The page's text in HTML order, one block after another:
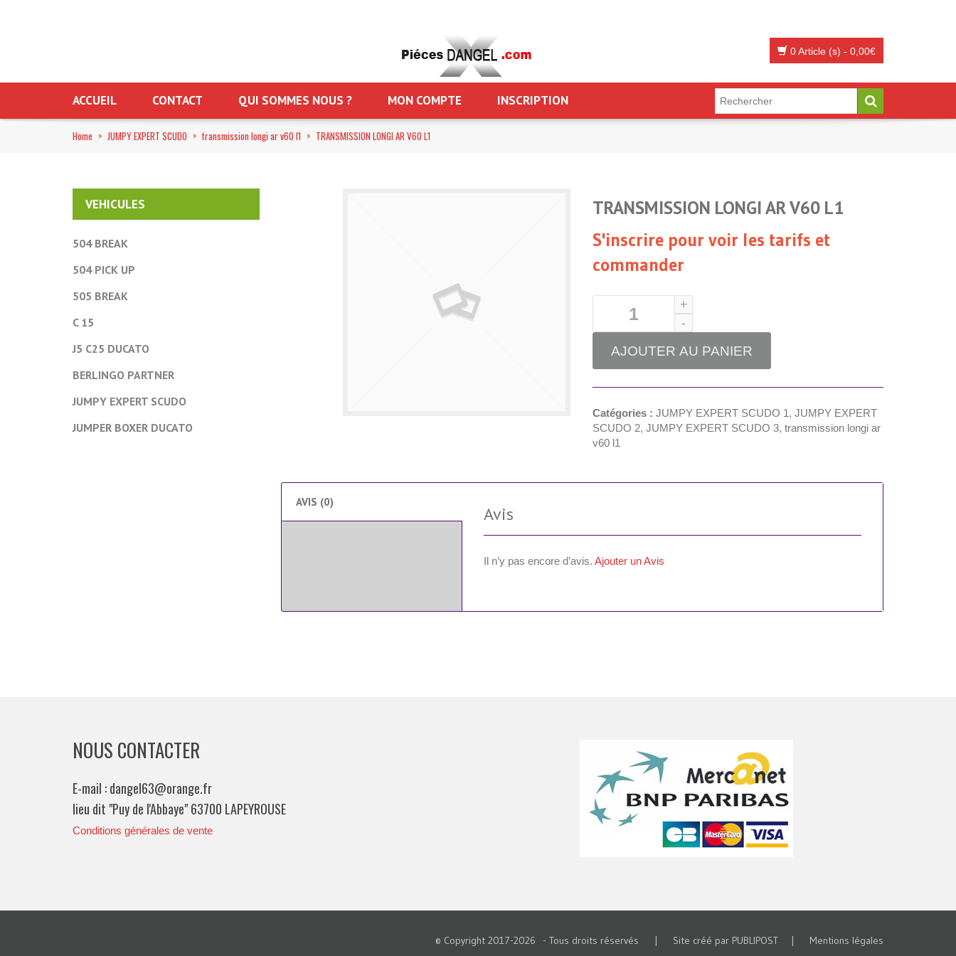
0 Article (s) - 0,00€
ACCUEIL CONTACT QUI SOMMES NOUS ? MON COMPTE INSCRIPTION
Home > JUMPY EXPERT SCUDO > transmission longi ar v60 l1 > TRANSMISSION LONGI AR V60 L1
TRANSMISSION LONGI AR V60 L1
S'inscrire pour voir les tarifs et
commander
AJOUTER AU PANIER
Catégories :JUMPY EXPERT SCUDO 1,JUMPY EXPERT
SCUDO 2,JUMPY EXPERT SCUDO 3,transmission longi ar
v60 l1
AVIS (0)
Avis
Il n’y pas encore d’avis.Ajouter un Avis
VEHICULES
504 BREAK
504 PICK UP
505 BREAK
C 15
J5 C25 DUCATO
BERLINGO PARTNER
JUMPY EXPERT SCUDO
JUMPER BOXER DUCATO
NOUS CONTACTER
E-mail : dangel63@orange.fr
lieu dit "Puy de l'Abbaye" 63700 LAPEYROUSE
Conditions générales de vente
© Copyright 2017-2026 - Tous droits réservés | Site créé par PUBLIPOST | Mentions légales